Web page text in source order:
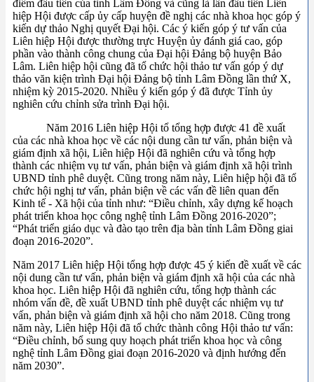
điểm đầu tiên của tỉnh Lâm Đồng và cũng là lần đầu tiên Liên
hiệp Hội được cấp ủy cấp huyện đề nghị các nhà khoa học góp ý
kiến dự thảo Nghị quyết Đại hội. Các ý kiến góp ý tư vấn của
Liên hiệp Hội được thường trực Huyện ủy đánh giá cao, góp
phần vào thành công chung của Đại hội Đảng bộ huyện Bảo
Lâm. Liên hiệp hội cũng đã tổ chức hội thảo tư vấn góp ý dự
thảo văn kiện trình Đại hội Đảng bộ tỉnh Lâm Đồng lần thứ X,
nhiệm kỳ 2015-2020. Nhiều ý kiến góp ý đã được Tỉnh ủy
nghiên cứu chỉnh sửa trình Đại hội.
Năm 2016 Liên hiệp Hội tổ tổng hợp được 41 đề xuất
của các nhà khoa học về các nội dung cần tư vấn, phản biện và
giám định xã hội, Liên hiệp Hội đã nghiên cứu và tổng hợp
thành các nhiệm vụ tư vấn, phản biện và giám định xã hội trình
UBND tỉnh phê duyệt. Cũng trong năm này, Liên hiệp hội đã tổ
chức hội nghị tư vấn, phản biện về các vấn đề liên quan đến
Kinh tế - Xã hội của tỉnh như: “Điều chỉnh, xây dựng kế hoạch
phát triển khoa học công nghệ tỉnh Lâm Đồng 2016-2020”;
“Phát triển giáo dục và đào tạo trên địa bàn tỉnh Lâm Đồng giai
đoạn 2016-2020”.
Năm 2017 Liên hiệp Hội tổng hợp được 45 ý kiến đề xuất về các
nội dung cần tư vấn, phản biện và giám định xã hội của các nhà
khoa học. Liên hiệp Hội đã nghiên cứu, tổng hợp thành các
nhóm vấn đề, đề xuất UBND tỉnh phê duyệt các nhiệm vụ tư
vấn, phản biện và giám định xã hội cho năm 2018. Cũng trong
năm này, Liên hiệp Hội đã tổ chức thành công Hội thảo tư vấn:
“Điều chỉnh, bổ sung quy hoạch phát triển khoa học và công
nghệ tỉnh Lâm Đồng giai đoạn 2016-2020 và định hướng đến
năm 2030”.